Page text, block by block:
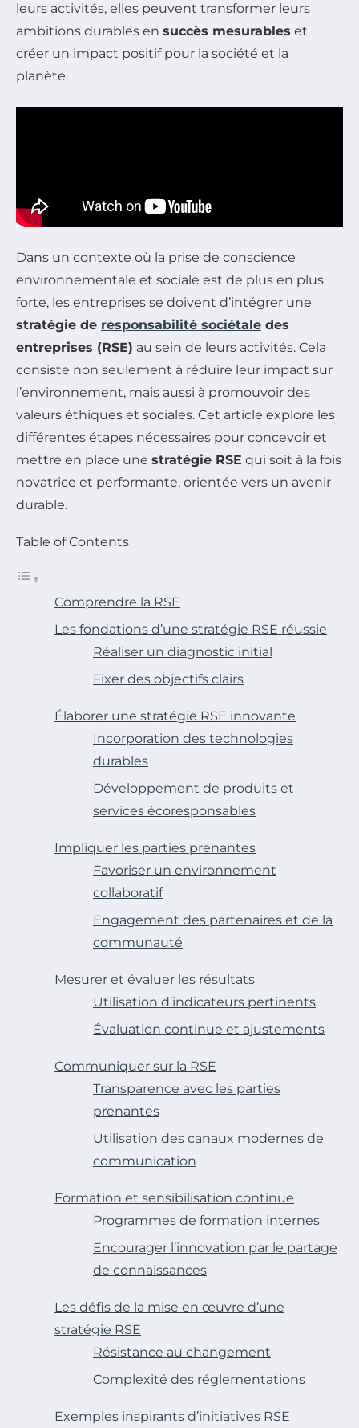
leurs activités, elles peuvent transformer leurs
ambitions durables en succès mesurables et
créer un impact positif pour la société et la
planète.
Dans un contexte où la prise de conscience
environnementale et sociale est de plus en plus
forte, les entreprises se doivent d’intégrer une
stratégie de responsabilité sociétale des
entreprises (RSE) au sein de leurs activités. Cela
consiste non seulement à réduire leur impact sur
l’environnement, mais aussi à promouvoir des
valeurs éthiques et sociales. Cet article explore les
différentes étapes nécessaires pour concevoir et
mettre en place une stratégie RSE qui soit à la fois
novatrice et performante, orientée vers un avenir
durable.
Table of Contents
Comprendre la RSE
Les fondations d’une stratégie RSE réussie
Réaliser un diagnostic initial
Fixer des objectifs clairs
Élaborer une stratégie RSE innovante
Incorporation des technologies
durables
Développement de produits et
services écoresponsables
Impliquer les parties prenantes
Favoriser un environnement
collaboratif
Engagement des partenaires et de la
communauté
Mesurer et évaluer les résultats
Utilisation d’indicateurs pertinents
Évaluation continue et ajustements
Communiquer sur la RSE
Transparence avec les parties
prenantes
Utilisation des canaux modernes de
communication
Formation et sensibilisation continue
Programmes de formation internes
Encourager l’innovation par le partage
de connaissances
Les défis de la mise en œuvre d’une
stratégie RSE
Résistance au changement
Complexité des réglementations
Exemples inspirants d’initiatives RSE